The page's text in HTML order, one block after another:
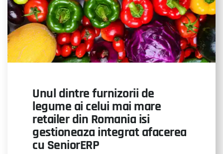
Unul dintre furnizorii de
legume ai celui mai mare
retailer din Romania isi
gestioneaza integrat afacerea
cu SeniorERP